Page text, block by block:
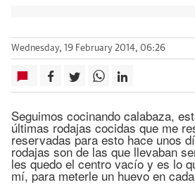
Wednesday, 19 February 2014, 06:26
Seguimos cocinando calabaza,
últimas rodajas cocidas que me
reservadas para esto hace unos
rodajas son de las que llevaban
les quedo el centro vacío y es lo
mí, para meterle un huevo en